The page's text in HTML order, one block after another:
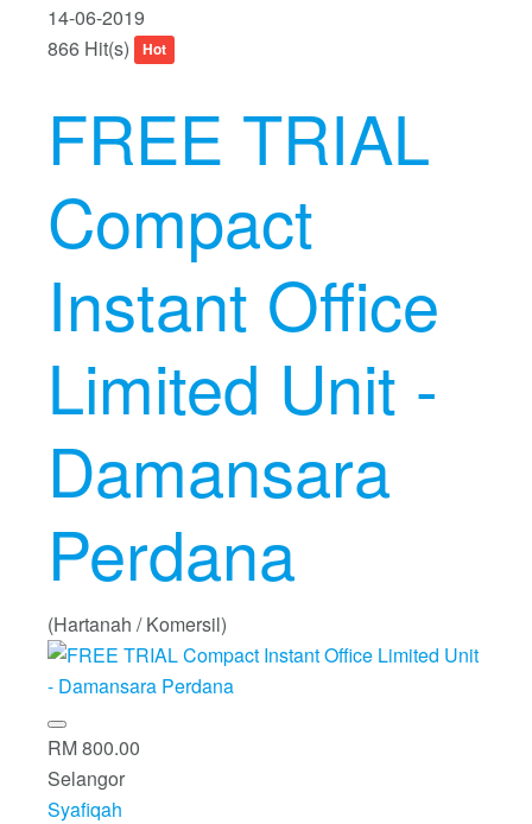
14-06-2019
866 Hit(s)
Hot
FREE TRIAL
Compact
Instant Office
Limited Unit -
Damansara
Perdana
(Hartanah / Komersil)
RM 800.00
Selangor
Syafiqah